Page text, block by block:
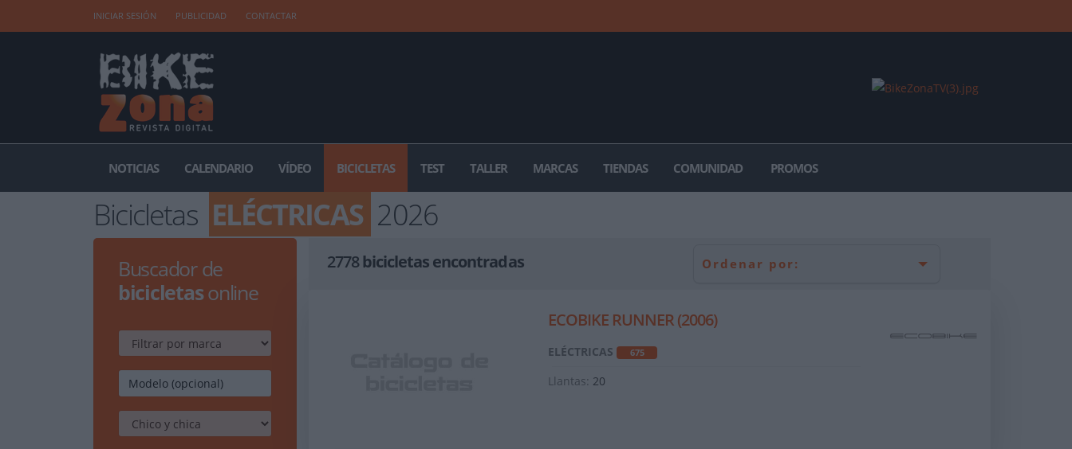
INICIAR SESIÓN PUBLICIDAD CONTACTAR
NOTICIAS CALENDARIO VÍDEO BICICLETAS TEST TALLER MARCAS TIENDAS COMUNIDAD PROMOS
Bicicletas ELÉCTRICAS 2026
Buscador de
bicicletasonline
2778bicicletas encontradas Ordenar por:
ECOBIKE RUNNER (2006)
ELÉCTRICAS 675
Llantas: 20